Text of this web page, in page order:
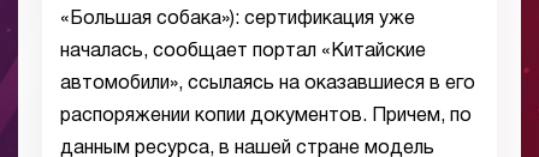
«Большая собака»): сертификация уже
началась, сообщает портал «Китайские
автомобили», ссылаясь на оказавшиеся в его
распоряжении копии документов. Причем, по
данным ресурса, в нашей стране модель